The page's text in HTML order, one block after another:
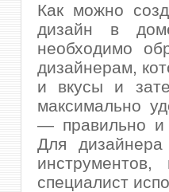
Как можно
дизайн в
необходимо
дизайнерам,
и вкусы и
максимально
— правильно и
Для
специалист